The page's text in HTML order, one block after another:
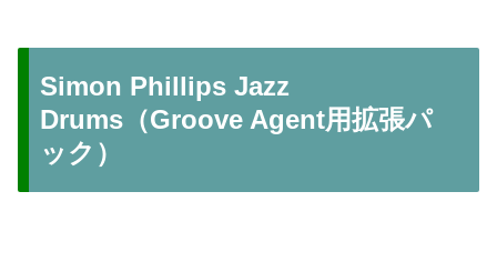
Simon Phillips Jazz
Drums（Groove Agent用拡張パ
ック）